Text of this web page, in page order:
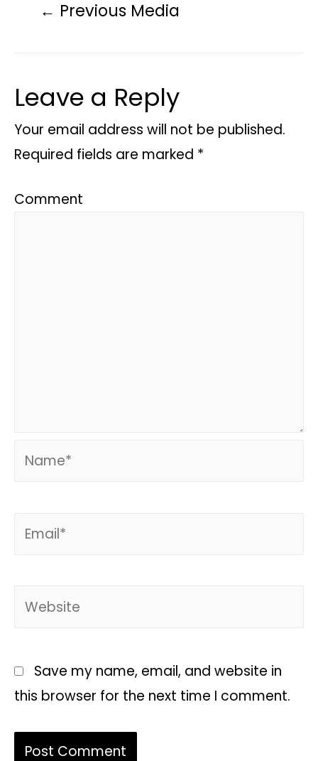
← Previous Media
Leave a Reply
Your email address will not be published.
Required fields are marked *
Comment
Save my name, email, and website in
this browser for the next time I comment.